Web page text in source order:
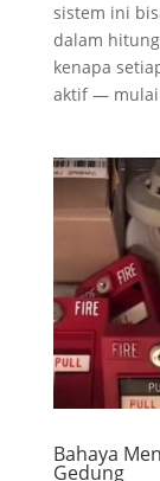
sistem ini
dalam
kenapa
aktif —
Bahaya
Gedung